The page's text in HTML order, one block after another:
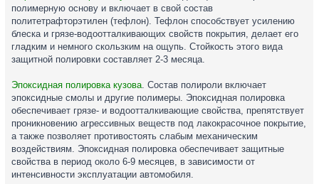
полимерную основу и включает в свой состав
политетрафторэтилен (тефлон). Тефлон способствует усилению
блеска и грязе-водоотталкивающих свойств покрытия, делает его
гладким и немного скользким на ощупь. Стойкость этого вида
защитной полировки составляет 2-3 месяца.
Эпоксидная полировка кузова. Состав полироли включает
эпоксидные смолы и другие полимеры. Эпоксидная полировка
обеспечивает грязе- и водоотталкивающие свойства, препятствует
проникновению агрессивных веществ под лакокрасочное покрытие,
а также позволяет противостоять слабым механическим
воздействиям. Эпоксидная полировка обеспечивает защитные
свойства в период около 6-9 месяцев, в зависимости от
интенсивности эксплуатации автомобиля.